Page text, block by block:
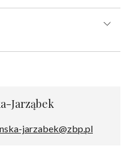
Jarząbek
jarzabek@zbp.pl